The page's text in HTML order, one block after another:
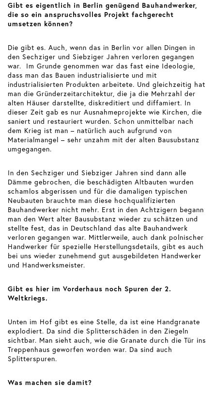
Gibt es eigentlich in Berlin genügend Bauhandwerker,
die so ein anspruchsvolles Projekt fachgerecht
umsetzen können?
Die gibt es. Auch, wenn das in Berlin vor allen Dingen in
den Sechziger und Siebziger Jahren verloren gegangen
war. Im Grunde genommen war das fast eine Ideologie,
dass man das Bauen industrialisierte und mit
industrialisierten Produkten arbeitete. Und gleichzeitig hat
man die Gründerzeitarchitektur, die ja die Mehrzahl der
alten Häuser darstellte, diskreditiert und diffamiert. In
dieser Zeit gab es nur Ausnahmeprojekte wie Kirchen, die
saniert und restauriert wurden. Schon unmittelbar nach
dem Krieg ist man – natürlich auch aufgrund von
Materialmangel – sehr unzahm mit der alten Bausubstanz
umgegangen.
In den Sechziger und Siebziger Jahren sind dann alle
Dämme gebrochen, die beschädigten Altbauten wurden
schamlos abgerissen und für die damaligen typischen
Neubauten brauchte man diese hochqualifizierten
Bauhandwerker nicht mehr. Erst in den Achtzigern begann
man den Wert alter Bausubstanz wieder zu schätzen und
stellte fest, das in Deutschland das alte Bauhandwerk
verloren gegangen war. Mittlerweile, auch dank polnischer
Handwerker für spezielle Herstellungsdetails, gibt es auch
bei uns wieder zunehmend gut ausgebildeten Handwerker
und Handwerksmeister.
Gibt es hier im Vorderhaus noch Spuren der 2.
Weltkriegs.
Unten im Hof gibt es eine Stelle, da ist eine Handgranate
explodiert. Da sind die Splitterschäden in den Ziegeln
sichtbar. Man sieht auch, wie die Granate durch die Tür ins
Treppenhaus geworfen worden war. Da sind auch
Splitterspuren.
Was machen sie damit?